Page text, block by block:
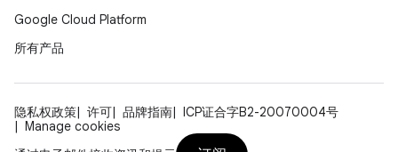
Google Cloud Platform
所有产品
隐私权政策 许可 品牌指南
ICP证合字B2-20070004号
Manage cookies